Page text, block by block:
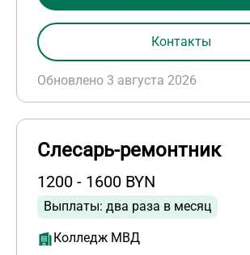
Обновлено 3 августа 2026
Контакты
Слесарь-ремонтник
1200 - 1600 BYN
Выплаты: два раза в месяц
Колледж МВД